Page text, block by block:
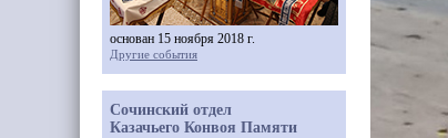
основан 15 ноября 2018 г.
Другие события
Сочинский отдел
Казачьего Конвоя Памяти